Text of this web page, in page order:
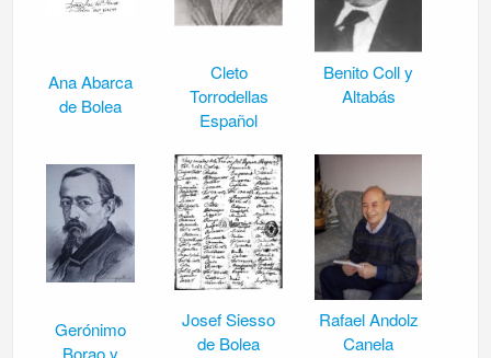
Ana Abarca
de Bolea
Cleto
Torrodellas
Español
Benito Coll y
Altabás
Gerónimo
Borao y
Josef Siesso
de Bolea
Rafael Andolz
Canela